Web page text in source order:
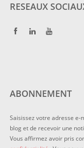
RESEAUX
ABONNEMENT
Saisissez votre adresse e-
blog et de recevoir une
Vous affirmez avoir pris